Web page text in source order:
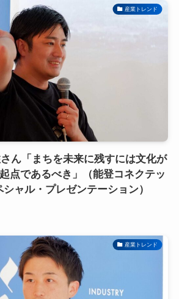
産業トレンド
ん「まちを未来に残すには文化が
点であるべき」（能登コネクテッ
シャル・プレゼンテーション）
産業トレンド